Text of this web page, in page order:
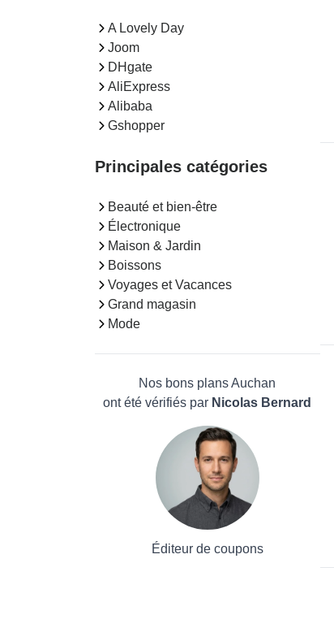
A Lovely Day
Joom
DHgate
AliExpress
Alibaba
Gshopper
Principales catégories
Beauté et bien-être
Électronique
Maison & Jardin
Boissons
Voyages et Vacances
Grand magasin
Mode
Nos bons plans Auchan
ont été vérifiés par Nicolas Bernard
Éditeur de coupons